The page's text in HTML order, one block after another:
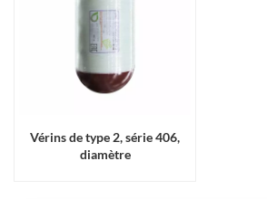
Vérins de type 2, série 406,
diamètre